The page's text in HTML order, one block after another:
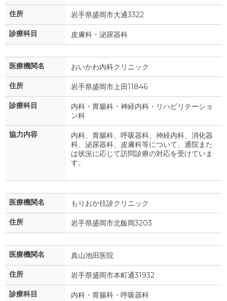
住所 岩手県盛岡市大通3322
診療科目 皮膚科・泌尿器科
医療機関名 おいかわ内科クリニック
住所 岩手県盛岡市上田11846
診療科目
内科・胃腸科・神経内科・リハビリテーショ
ン科
協力内容
内科、胃腸科、呼吸器科、神経内科、消化器
科、泌尿器科、皮膚科等について、通院また
は状況に応じて訪問診療の対応を受けていま
す。
医療機関名 もりおか往診クリニック
住所 岩手県盛岡市北飯岡3203
医療機関名 真山池田医院
住所 岩手県盛岡市本町通31932
診療科目 内科・胃腸科・呼吸器科